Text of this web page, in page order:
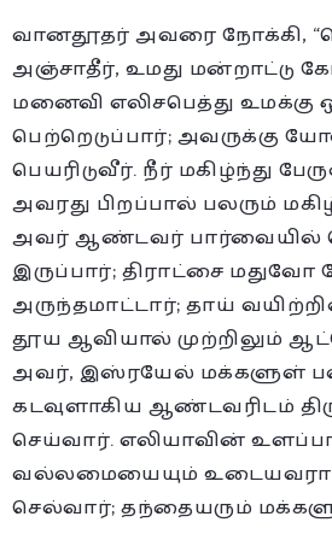
வானதூதர் அவரை நோக்கி,
அஞ்சாதீர், உமது மன்றாட்டு
மனைவி எலிசபெத்து உமக்கு
பெற்றெடுப்பார்; அவருக்கு
பெயரிடுவீர். நீர் மகிழ்ந்து
அவரது பிறப்பால் பலரும்
அவர் ஆண்டவர் பார்வையில்
இருப்பார்; திராட்சை
அருந்தமாட்டார்; தாய்
தூய ஆவியால் முற்றிலும்
அவர், இஸ்ரயேல் மக்களுள்
கடவுளாகிய ஆண்டவரிடம்
செய்வார். எலியாவின்
வல்லமையையும்
செல்வார்; தந்தையரும்